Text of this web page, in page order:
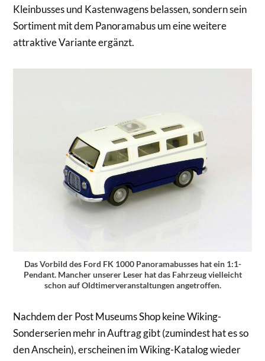
Kleinbusses und Kastenwagens belassen, sondern sein
Sortiment mit dem Panoramabus um eine weitere
attraktive Variante ergänzt.
Das Vorbild des Ford FK 1000 Panoramabusses hat ein 1:1-
Pendant. Mancher unserer Leser hat das Fahrzeug vielleicht
schon auf Oldtimerveranstaltungen angetroffen.
Nachdem der Post Museums Shop keine Wiking-
Sonderserien mehr in Auftrag gibt (zumindest hat es so
den Anschein), erscheinen im Wiking-Katalog wieder